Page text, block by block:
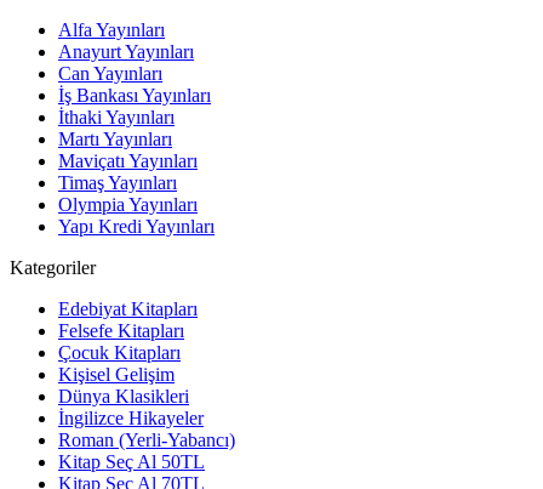
Alfa Yayınları
Anayurt Yayınları
Can Yayınları
İş Bankası Yayınları
İthaki Yayınları
Martı Yayınları
Maviçatı Yayınları
Timaş Yayınları
Olympia Yayınları
Yapı Kredi Yayınları
Kategoriler
Edebiyat Kitapları
Felsefe Kitapları
Çocuk Kitapları
Kişisel Gelişim
Dünya Klasikleri
İngilizce Hikayeler
Roman (Yerli-Yabancı)
Kitap Seç Al 50TL
Kitap Seç Al 70TL